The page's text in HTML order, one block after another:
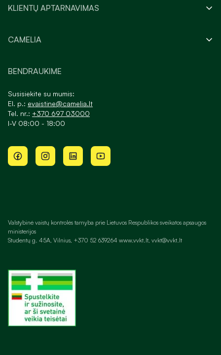
KLIENTŲ APTARNAVIMAS
CAMELIA
BENDRAUKIME
Susisiekite su mumis:
El. p.: evaistine@camelia.lt
Tel. nr.: +370 697 03000
I-V 08:00 - 18:00
Valstybinė vaistų kontrolės tarnyba prie Lietuvos Respublikos sveikatos apsaugos
ministerijos
Studentų g. 45A, Vilnius, +370 52 639264 www.vvkt.lt, vvkt@vvkt.lt